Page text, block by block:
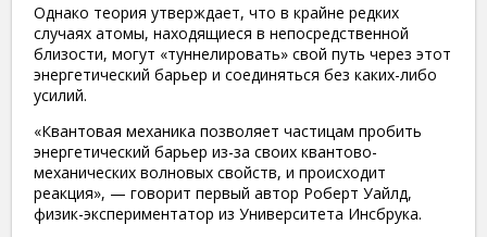
Однако теория утверждает, что в крайне редких
случаях атомы, находящиеся в непосредственной
близости, могут «туннелировать» свой путь через этот
энергетический барьер и соединяться без каких-либо
усилий.
«Квантовая механика позволяет частицам пробить
энергетический барьер из-за своих квантово-
механических волновых свойств, и происходит
реакция», — говорит первый автор Роберт Уайлд,
физик-экспериментатор из Университета Инсбрука.